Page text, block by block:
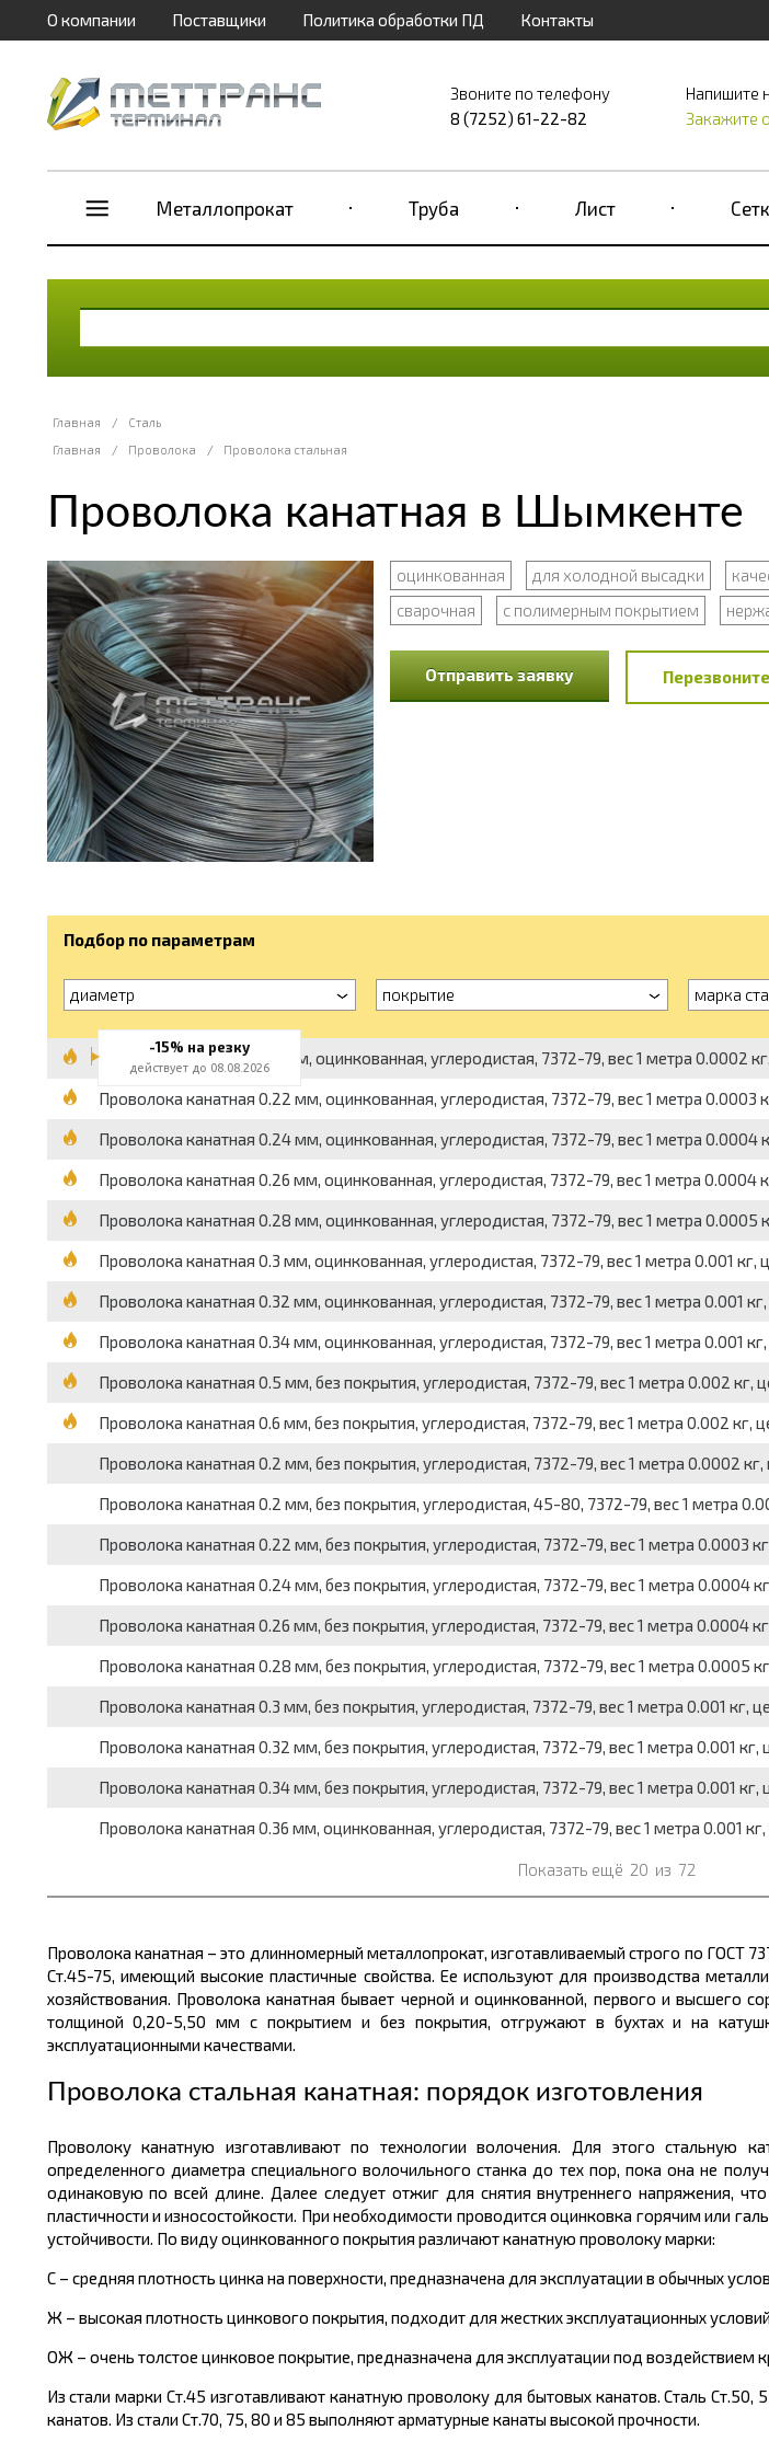
О компании Поставщики Политика обработки ПД Контакты
Звоните по телефону
8 (7252) 61-22-82
Напишите
Закажите
Металлопрокат Труба Лист
Главная /
Сталь
Главная
/ Проволока / Проволока стальная
Проволока канатная в Шымкенте
оцинкованная для холодной высадки
сварочная
с полимерным покрытием
Отправить заявку
Подбор по параметрам
диаметр покрытие марка
Проволока канатная 0.2 мм, оцинкованная, углеродистая, 7372-79, вес 1 метра 0.0002
Проволока канатная 0.22 мм, оцинкованная, углеродистая, 7372-79, вес 1 метра 0.0003
Проволока канатная 0.24 мм, оцинкованная, углеродистая, 7372-79, вес 1 метра 0.0004
Проволока канатная 0.26 мм, оцинкованная, углеродистая, 7372-79, вес 1 метра 0.0004
Проволока канатная 0.28 мм, оцинкованная, углеродистая, 7372-79, вес 1 метра 0.0005
Проволока канатная 0.3 мм, оцинкованная, углеродистая, 7372-79, вес 1 метра 0.001 кг,
Проволока канатная 0.32 мм, оцинкованная, углеродистая, 7372-79, вес 1 метра 0.001
Проволока канатная 0.34 мм, оцинкованная, углеродистая, 7372-79, вес 1 метра 0.001
Проволока канатная 0.5 мм, без покрытия, углеродистая, 7372-79, вес 1 метра 0.002 кг,
Проволока канатная 0.6 мм, без покрытия, углеродистая, 7372-79, вес 1 метра 0.002 кг,
Проволока канатная 0.2 мм, без покрытия, углеродистая, 7372-79, вес 1 метра 0.0002 кг,
Проволока канатная 0.2 мм, без покрытия, углеродистая, 45-80, 7372-79, вес 1 метра
Проволока канатная 0.22 мм, без покрытия, углеродистая, 7372-79, вес 1 метра 0.0003
Проволока канатная 0.24 мм, без покрытия, углеродистая, 7372-79, вес 1 метра 0.0004
Проволока канатная 0.26 мм, без покрытия, углеродистая, 7372-79, вес 1 метра 0.0004
Проволока канатная 0.28 мм, без покрытия, углеродистая, 7372-79, вес 1 метра 0.0005
Проволока канатная 0.3 мм, без покрытия, углеродистая, 7372-79, вес 1 метра 0.001 кг,
Проволока канатная 0.32 мм, без покрытия, углеродистая, 7372-79, вес 1 метра 0.001 кг,
Проволока канатная 0.34 мм, без покрытия, углеродистая, 7372-79, вес 1 метра 0.001 кг,
Проволока канатная 0.36 мм, оцинкованная, углеродистая, 7372-79, вес 1 метра 0.001 кг,
Показать ещё 20 из 72
Проволока канатная – это длинномерный металлопрокат, изготавливаемый строго по ГОСТ
Ст.45-75, имеющий высокие пластичные свойства. Ее используют для производства
хозяйствования. Проволока канатная бывает черной и оцинкованной, первого и высшего
толщиной0,20-5,50 мм с покрытием и без покрытия, отгружают в бухтах и на
эксплуатационными качествами.
Проволока стальная канатная: порядок изготовления
Проволоку канатную изготавливают по технологии волочения. Для этого стальную
определенного диаметра специального волочильного станка до тех пор, пока она не
одинаковую по всей длине. Далее следует отжиг для снятия внутреннего напряжения,
пластичности и износостойкости. При необходимости проводится оцинковка горячим или
устойчивости. По виду оцинкованного покрытия различают канатную проволоку марки:
С – средняя плотность цинка на поверхности, предназначена для эксплуатации в обычных
Ж – высокая плотность цинкового покрытия, подходит для жестких эксплуатационных
ОЖ – очень толстое цинковое покрытие, предназначена для эксплуатации под воздействием
Из стали марки Ст.45 изготавливают канатную проволоку для бытовых канатов. Сталь
канатов. Из стали Ст.70, 75, 80 и 85 выполняют арматурные канаты высокой прочности.
-15% на резку
действует до 08.08.2026